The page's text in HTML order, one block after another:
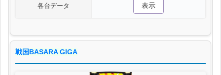
各台データ 表示
戦国BASARA GIGA